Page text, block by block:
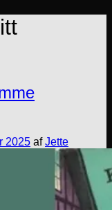
2025 afJette